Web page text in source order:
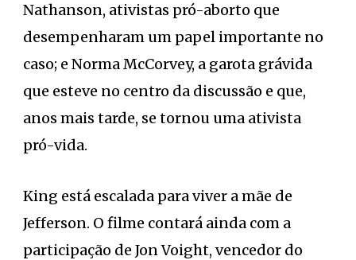
Nathanson, ativistas pró-aborto que
desempenharam um papel importante no
caso; e Norma McCorvey, a garota grávida
que esteve no centro da discussão e que,
anos mais tarde, se tornou uma ativista
pró-vida.
King está escalada para viver a mãe de
Jefferson. O filme contará ainda com a
participação de Jon Voight, vencedor do